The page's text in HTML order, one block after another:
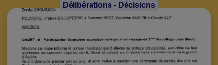
Délibérations - Décisions